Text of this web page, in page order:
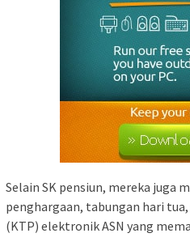
Selain SK pensiun, mereka juga
penghargaan, tabungan hari
(KTP) elektronik ASN yang